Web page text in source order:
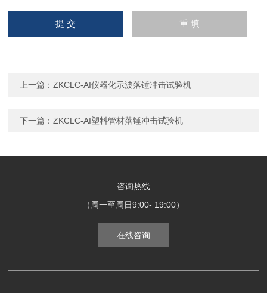
上一篇：ZKCLC-AI仪器化示波落锤冲击试验机
下一篇：ZKCLC-AI塑料管材落锤冲击试验机
咨询热线
（周一至周日9:00- 19:00）
在线咨询